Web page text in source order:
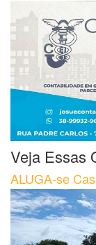
Veja Essas
ALUGA-se